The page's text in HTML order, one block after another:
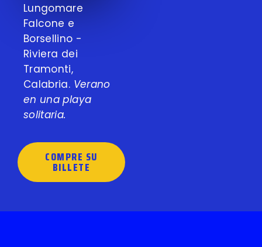
Lungomare
Falcone e
Borsellino -
Riviera dei
Tramonti,
Calabria. Verano
en una playa
solitaria.
COMPRE SU
BILLETE